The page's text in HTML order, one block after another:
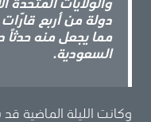
دولة من أربع
مما يجعل منه حدثاً
السعودية.
وكانت الليلة الماضية